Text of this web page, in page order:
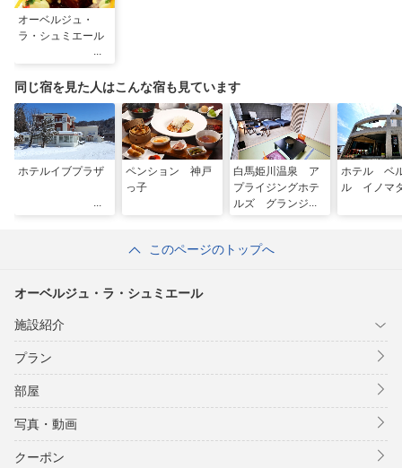
オーベルジュ・
ラ・シュミエール
同じ宿を見た人はこんな宿も見ています
ホテルイブプラザ
ペンション 神戸
っ子
白馬姫川温泉 ア
プライジングホテ
ルズ グランジャ
ホテル ベ
ル イノマ
このページのトップへ
オーベルジュ・ラ・シュミエール
施設紹介
プラン
部屋
写真・動画
クーポン